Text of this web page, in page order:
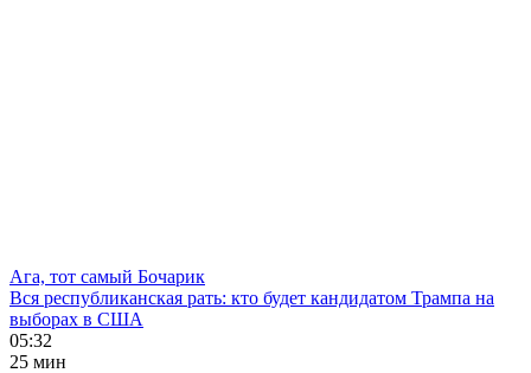
Ага, тот самый Бочарик
Вся республиканская рать: кто будет кандидатом Трампа на
выборах в США
05:32
25 мин